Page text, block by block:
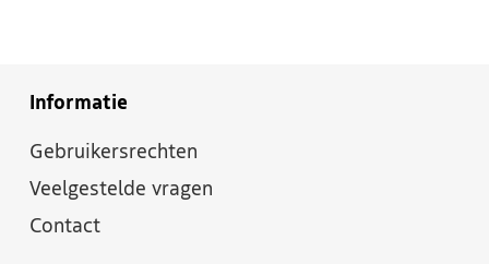
Informatie
Gebruikersrechten
Veelgestelde vragen
Contact